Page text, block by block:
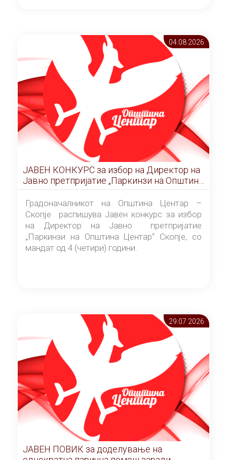
Скопје” број 9/2026), за времетраење од 3
(три) години од денот на потпишувањето на
Договорот за закуп со најповолниот
понудувач.
04.08 2026
ЈАВЕН КОНКУРС за избор на Директор на
Јавно претпријатие „Паркинзи на Општина
Центар“ – Скопје
Градоначалникот на Општина Центар –
Скопје распишува Јавен конкурс за избор
на Директор на Јавно претпријатие
„Паркинзи на Општина Центар“ Скопје, со
мандат од 4 (четири) години.
29.07 2026
ЈАВЕН ПОВИК за доделување на